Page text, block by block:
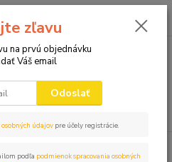
0,00 EUR
zľavu
na prvú objednávku
Váš email
Odoslať
údajov pre účely registrácie.
podľa podmienok spracovania osobných